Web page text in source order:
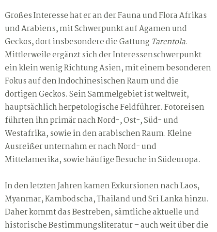
Großes Interesse hat er an der Fauna und Flora Afrikas
und Arabiens, mit Schwerpunkt auf Agamen und
Geckos, dort insbesondere die Gattung Tarentola.
Mittlerweile ergänzt sich der Interessenschwerpunkt
ein klein wenig Richtung Asien, mit einem besonderen
Fokus auf den Indochinesischen Raum und die
dortigen Geckos. Sein Sammelgebiet ist weltweit,
hauptsächlich herpetologische Feldführer. Fotoreisen
führten ihn primär nach Nord-, Ost-, Süd- und
Westafrika, sowie in den arabischen Raum. Kleine
Ausreißer unternahm er nach Nord- und
Mittelamerika, sowie häufige Besuche in Südeuropa.
In den letzten Jahren kamen Exkursionen nach Laos,
Myanmar, Kambodscha, Thailand und Sri Lanka hinzu.
Daher kommt das Bestreben, sämtliche aktuelle und
historische Bestimmungsliteratur – auch weit über die